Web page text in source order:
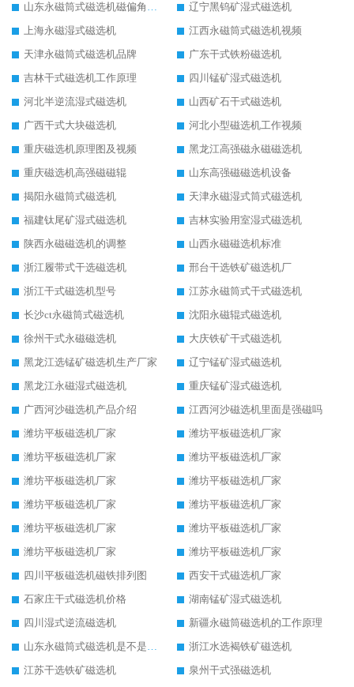
山东永磁筒式磁选机磁偏角怎么调整
辽宁黑钨矿湿式磁选机
上海永磁湿式磁选机
江西永磁筒式磁选机视频
天津永磁筒式磁选机品牌
广东干式铁粉磁选机
吉林干式磁选机工作原理
四川锰矿湿式磁选机
河北半逆流湿式磁选机
山西矿石干式磁选机
广西干式大块磁选机
河北小型磁选机工作视频
重庆磁选机原理图及视频
黑龙江高强磁永磁磁选机
重庆磁选机高强磁磁辊
山东高强磁磁选机设备
揭阳永磁筒式磁选机
天津永磁湿式筒式磁选机
福建钛尾矿湿式磁选机
吉林实验用室湿式磁选机
陕西永磁磁选机的调整
山西永磁磁选机标准
浙江履带式干选磁选机
邢台干选铁矿磁选机厂
浙江干式磁选机型号
江苏永磁筒式干式磁选机
长沙ct永磁筒式磁选机
沈阳永磁辊式磁选机
徐州干式永磁磁选机
大庆铁矿干式磁选机
黑龙江选锰矿磁选机生产厂家
辽宁锰矿湿式磁选机
黑龙江永磁湿式磁选机
重庆锰矿湿式磁选机
广西河沙磁选机产品介绍
江西河沙磁选机里面是强磁吗
潍坊平板磁选机厂家
潍坊平板磁选机厂家
潍坊平板磁选机厂家
潍坊平板磁选机厂家
潍坊平板磁选机厂家
潍坊平板磁选机厂家
潍坊平板磁选机厂家
潍坊平板磁选机厂家
潍坊平板磁选机厂家
潍坊平板磁选机厂家
潍坊平板磁选机厂家
潍坊平板磁选机厂家
四川平板磁选机磁铁排列图
西安干式磁选机厂家
石家庄干式磁选机价格
湖南锰矿湿式磁选机
四川湿式逆流磁选机
新疆永磁筒磁选机的工作原理
山东永磁筒式磁选机是不是强磁
浙江水选褐铁矿磁选机
江苏干选铁矿磁选机
泉州干式强磁选机